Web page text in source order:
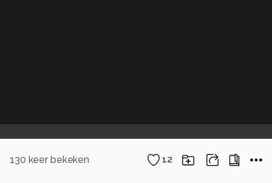
130 keer bekeken 12